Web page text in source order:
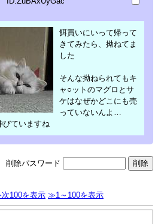
餌買いにいって帰って
きてみたら、拗ねてま
した
そんな拗ねられてもキ
ャ○ットのマグロとサ
ケはなぜかどこにも売
っていないんよ…
びていますね
削除パスワード
100を表示 ≫1～100を表示